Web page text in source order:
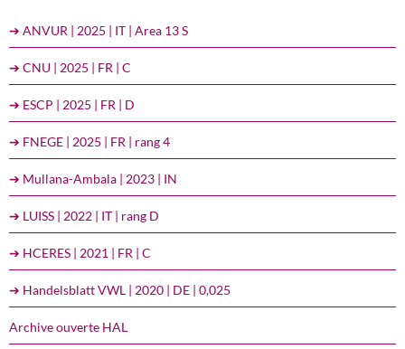
➔ ANVUR | 2025 | IT | Area 13 S
➔ CNU | 2025 | FR | C
➔ ESCP | 2025 | FR | D
➔ FNEGE | 2025 | FR | rang 4
➔ Mullana-Ambala | 2023 | IN
➔ LUISS | 2022 | IT | rang D
➔ HCERES | 2021 | FR | C
➔ Handelsblatt VWL | 2020 | DE | 0,025
Archive ouverte HAL